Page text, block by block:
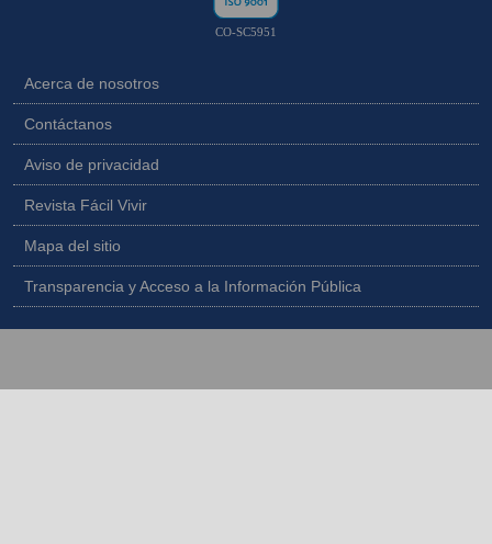
CO-SC5951
Acerca de nosotros
Contáctanos
Aviso de privacidad
Revista Fácil Vivir
Mapa del sitio
Transparencia y Acceso a la Información Pública